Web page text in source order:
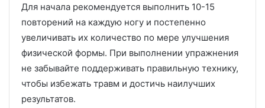
Для начала рекомендуется выполнить 10-15
повторений на каждую ногу и постепенно
увеличивать их количество по мере улучшения
физической формы. При выполнении упражнения
не забывайте поддерживать правильную технику,
чтобы избежать травм и достичь наилучших
результатов.